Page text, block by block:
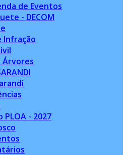
de Eventos
- DECOM
Infração
Árvores
PLOA - 2027